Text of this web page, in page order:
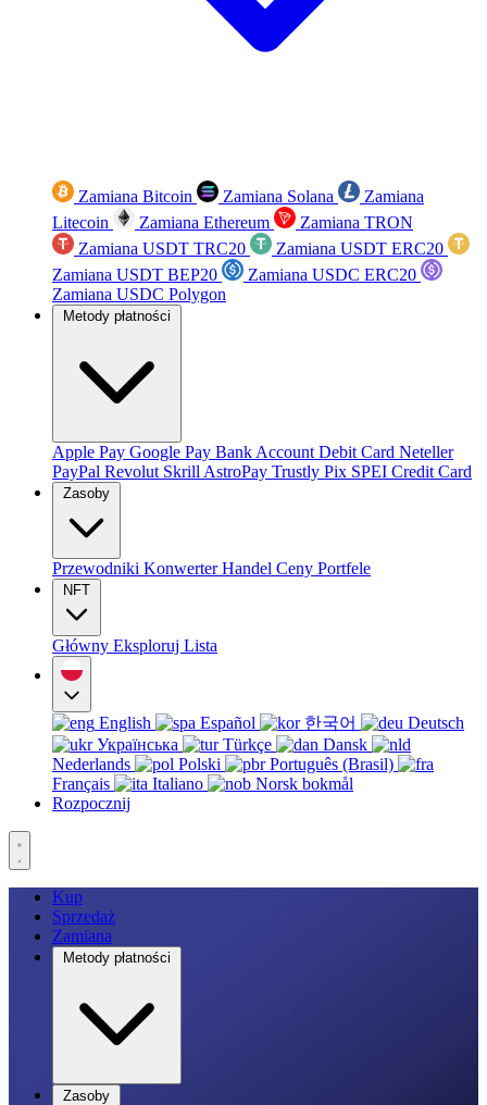
Zamiana Bitcoin Zamiana Solana
Zamiana
Litecoin
Zamiana Ethereum
Zamiana TRON
Zamiana USDT TRC20
Zamiana USDT ERC20
Zamiana USDT BEP20
Zamiana USDC ERC20
Zamiana USDC Polygon
Metody płatności
Apple Pay Google Pay Bank Account Debit Card Neteller
PayPal Revolut Skrill AstroPay Trustly Pix SPEI Credit Card
Zasoby
Przewodniki KonwerterHandel Ceny Portfele
NFT
Główny Eksploruj Lista
English Español 한국어
Deutsch
Українська
Türkçe
Dansk
Nederlands
Polski
Português (Brasil)
Français
Italiano
Norsk bokmål
Rozpocznij
Kup
Sprzedaż
Zamiana
Metody płatności
Zasoby